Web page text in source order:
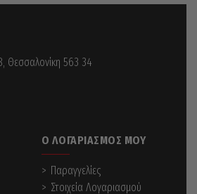
Θεσσαλονίκη 563 34
Ο ΛΟΓΑΡΙΑΣΜΌΣ ΜΟΥ
Παραγγελίες
Στοιχεία Λογαριασμού